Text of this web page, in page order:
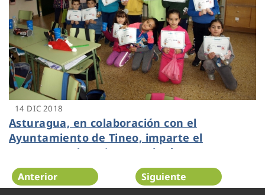
14 DIC 2018
Asturagua, en colaboración con el
Ayuntamiento de Tineo, imparte el
programa educativo Aqualogía
Anterior Siguiente